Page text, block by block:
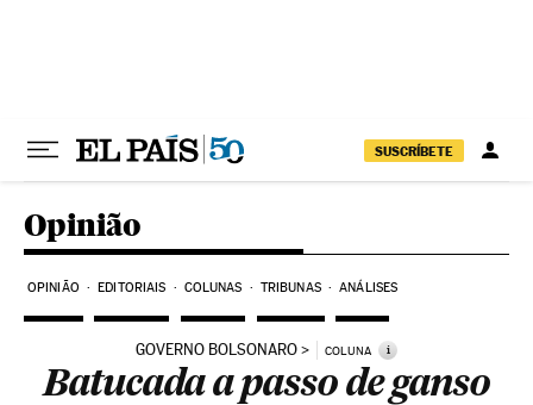
SUSCRÍBETE
Opinião
OPINIÃO EDITORIAIS COLUNAS TRIBUNAS ANÁLISES
GOVERNO BOLSONARO COLUNA i
Batucada a passo de ganso